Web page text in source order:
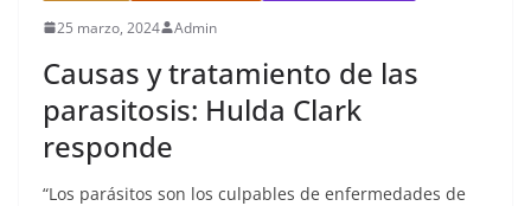
25 marzo, 2024 Admin
Causas y tratamiento de las
parasitosis: Hulda Clark
responde
“Los parásitos son los culpables de enfermedades de